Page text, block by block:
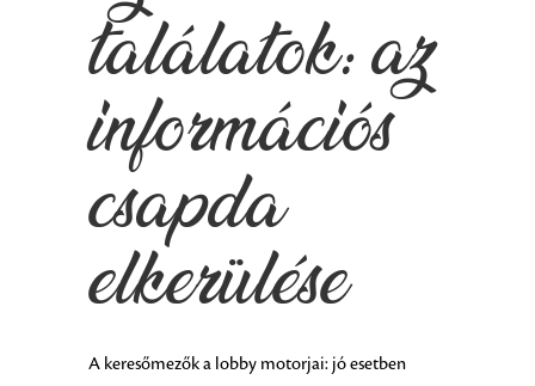
találatok: az
információs
csapda
elkerülése
A keresőmezők a lobby motorjai: jó esetben